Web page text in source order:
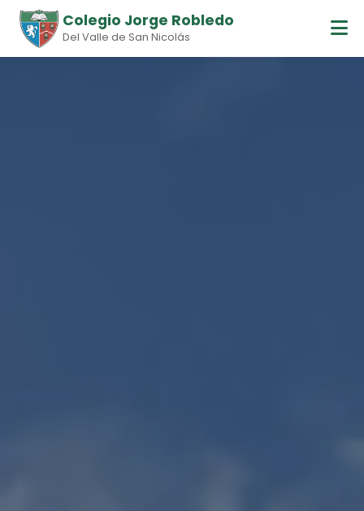
Colegio Jorge Robledo
Del Valle de San Nicolás